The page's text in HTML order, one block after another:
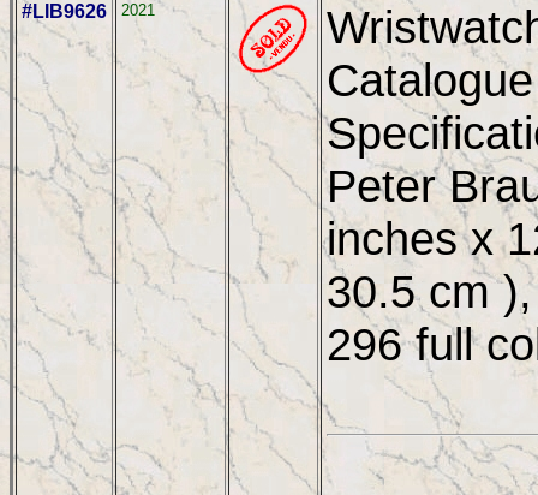
#LIB9626 2021
Peter
inches x
30.5 cm
296 full